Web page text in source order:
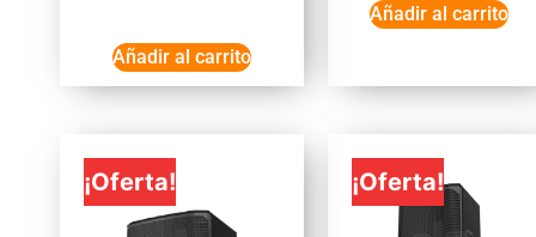
Añadir al carrito
Añadir al carrito
¡Oferta! ¡Oferta!